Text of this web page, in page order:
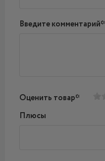
Введите комментарий*
Оценить товар*
Плюсы